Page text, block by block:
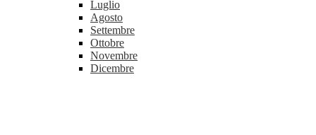
Luglio
Agosto
Settembre
Ottobre
Novembre
Dicembre